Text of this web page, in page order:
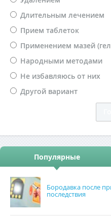
Длительным лечением
Прием таблеток
Применением мазей
Народными методами
Не избавляюсь от них
Другой вариант
Популярные
Бородавка после
последствия